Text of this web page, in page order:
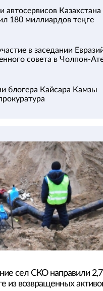
Казахстана
180 миллиардов теңге
в заседании
совета в Чолпон-
блогера Кайсара Камзы
сел СКО направили 2,7
из возвращенных